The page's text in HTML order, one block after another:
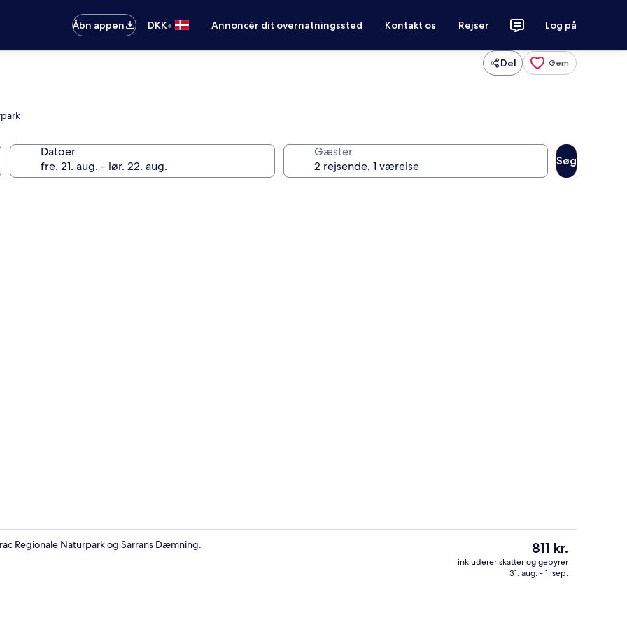
Åbn appen
DKK• Annoncér dit overnatningssted Kontakt os Rejser Log på
Del Gem
Datoer Gæster
Søg
Regionale Naturpark og Sarrans Dæmning.
Den
nuværende
pris
811 kr.
inkluderer skatter og gebyrer
31. aug. - 1. sep.